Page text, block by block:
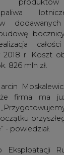
paliwa
2018 r. Koszt
826 mln zł.
że firma ma
- powiedział.
Eksploatacji